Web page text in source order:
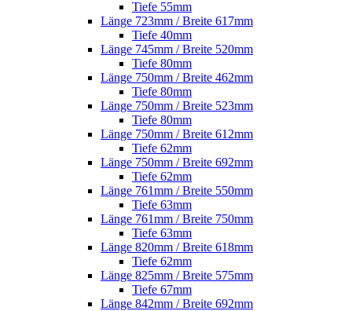
Tiefe 55mm
Länge 723mm / Breite 617mm
Tiefe 40mm
Länge 745mm / Breite 520mm
Tiefe 80mm
Länge 750mm / Breite 462mm
Tiefe 80mm
Länge 750mm / Breite 523mm
Tiefe 80mm
Länge 750mm / Breite 612mm
Tiefe 62mm
Länge 750mm / Breite 692mm
Tiefe 62mm
Länge 761mm / Breite 550mm
Tiefe 63mm
Länge 761mm / Breite 750mm
Tiefe 63mm
Länge 820mm / Breite 618mm
Tiefe 62mm
Länge 825mm / Breite 575mm
Tiefe 67mm
Länge 842mm / Breite 692mm